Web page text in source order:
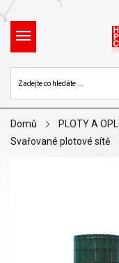
Domů PLOTY A
Svařované plotové sítě